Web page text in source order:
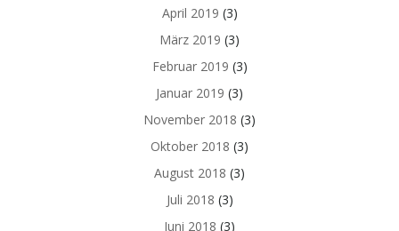
April 2019 (3)
März 2019 (3)
Februar 2019 (3)
Januar 2019 (3)
November 2018 (3)
Oktober 2018 (3)
August 2018 (3)
Juli 2018 (3)
Juni 2018 (3)